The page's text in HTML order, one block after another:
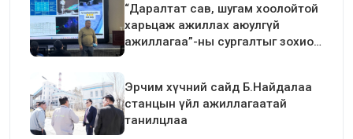
“Даралтат сав, шугам хоолойтой
харьцаж ажиллах аюулгүй
ажиллагаа”-ны сургалтыг зохион
Эрчим хүчний сайд Б.Найдалаа
станцын үйл ажиллагаатай
танилцлаа